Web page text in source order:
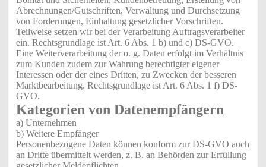
Abrechnungen/Gutschriften, Verwaltung und Durchsetzung
von Forderungen, Einhaltung gesetzlicher Vorschriften.
Teilweise setzen wir bei der Verarbeitung Auftragsverarbeiter
ein. Rechtsgrundlage ist Art. 6 Abs. 1 b) und c) DS-GVO.
Eine Weiterverarbeitung der o. g. Daten erfolgt im Verhältnis
zum Kunden zudem zur Wahrung berechtigter eigener
Interessen oder der eines Dritten, zu Zwecken der besseren
Marktbearbeitung. Rechtsgrundlage ist Art. 6 Abs. 1 f) DS-
GVO.
Kategorien von Datenempfängern
a) Unternehmen
b) Weitere Empfänger
Personenbezogene Daten können konform zur DS-GVO auch
an Dritte übermittelt werden, z. B. an Behörden zur Erfüllung